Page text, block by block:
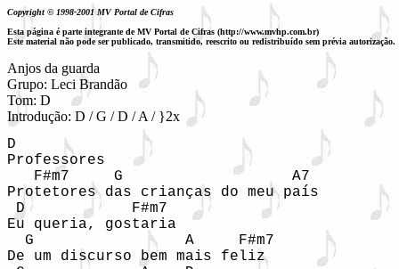
Copyright © 1998-2001 MV Portal de Cifras
Esta página é parte integrante de MV Portal de Cifras (http://www.mvhp.com.br)
Este material não pode ser publicado, transmitido, reescrito ou redistribuído sem prévia autorização.
Anjos da guarda
Grupo: Leci Brandão
Tom: D
Introdução: D / G / D / A / }2x
D
Professores
   F#m7     G                   A7
Protetores das crianças do meu país
D            F#m7
Eu queria, gostaria
  G                 A     F#m7
De um discurso bem mais feliz